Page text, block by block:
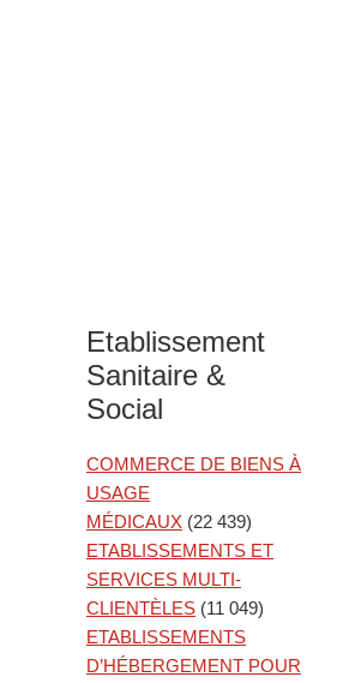
Etablissement
Sanitaire &
Social
COMMERCE DE BIENS À
USAGE
MÉDICAUX (22 439)
ETABLISSEMENTS ET
SERVICES MULTI-
CLIENTÈLES (11 049)
ETABLISSEMENTS
D’HÉBERGEMENT POUR